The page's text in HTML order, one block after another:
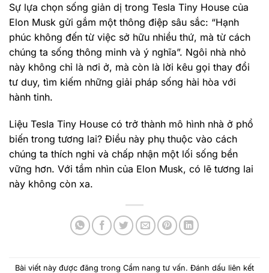
Sự lựa chọn sống giản dị trong Tesla Tiny House của
Elon Musk gửi gắm một thông điệp sâu sắc: “Hạnh
phúc không đến từ việc sở hữu nhiều thứ, mà từ cách
chúng ta sống thông minh và ý nghĩa”. Ngôi nhà nhỏ
này không chỉ là nơi ở, mà còn là lời kêu gọi thay đổi
tư duy, tìm kiếm những giải pháp sống hài hòa với
hành tinh.
Liệu Tesla Tiny House có trở thành mô hình nhà ở phổ
biến trong tương lai? Điều này phụ thuộc vào cách
chúng ta thích nghi và chấp nhận một lối sống bền
vững hơn. Với tầm nhìn của Elon Musk, có lẽ tương lai
này không còn xa.
Bài viết này được đăng trong Cẩm nang tư vấn. Đánh dấu liên kết